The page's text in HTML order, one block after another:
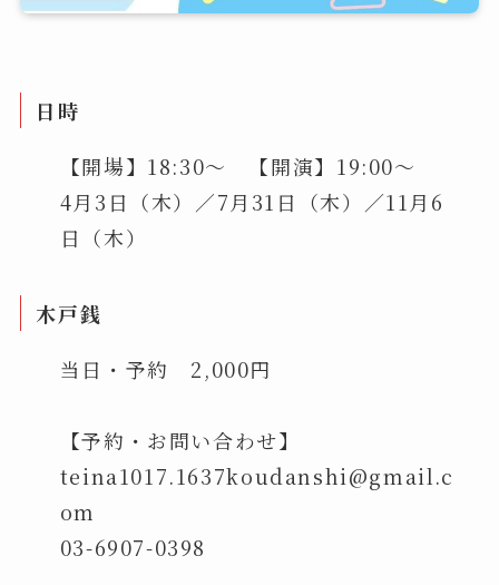
日時
【開場】18:30～ 【開演】19:00～
4月3日（木）／7月31日（木）／11月6
日（木）
木戸銭
当日・予約 2,000円
【予約・お問い合わせ】
teina1017.1637koudanshi@gmail.c
om
03-6907-0398